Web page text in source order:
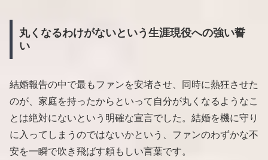
丸くなるわけがないという生涯現役への強い誓
い
結婚報告の中で最もファンを安堵させ、同時に熱狂させた
のが、家庭を持ったからといって自分が丸くなるようなこ
とは絶対にないという明確な宣言でした。結婚を機に守り
に入ってしまうのではないかという、ファンのわずかな不
安を一瞬で吹き飛ばす頼もしい言葉です。